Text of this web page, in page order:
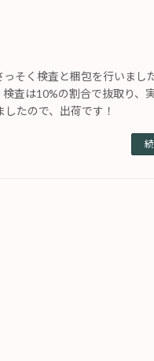
そく検査と梱包を行いまし
査は10%の割合で抜取り、
たので、出荷です！